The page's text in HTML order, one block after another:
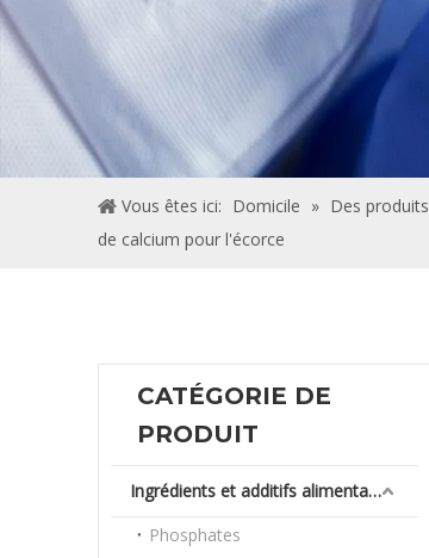
Vous êtes ici: Domicile » Des produits
de calcium pour l'écorce
CATÉGORIE DE
PRODUIT
Ingrédients et additifs alimentaires
Phosphates